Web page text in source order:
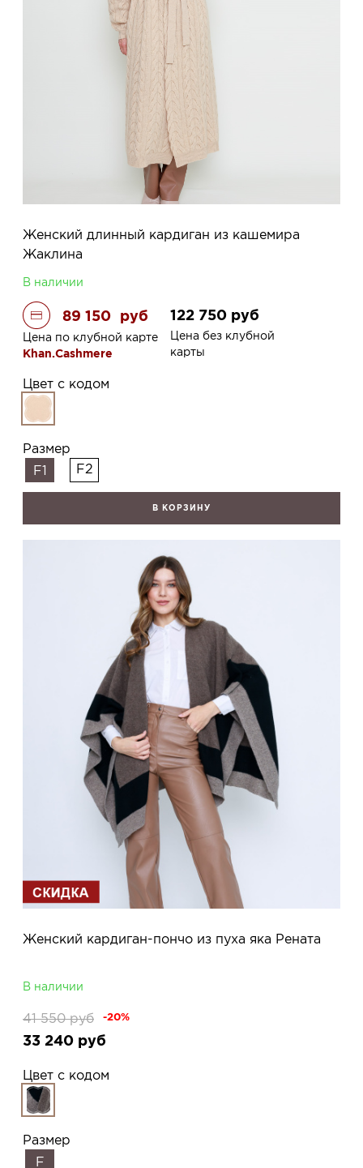
Женский длинный кардиган из кашемира
Жаклина
В наличии
89 150 руб
Цена по клубной карте
Khan.Cashmere
122 750 руб
Цена без клубной
карты
Цвет с кодом
Размер
F1
F2
В КОРЗИНУ
Женский кардиган-пончо из пуха яка Рената
В наличии
41 550 руб -20%
33 240 руб
Цвет с кодом
Размер
F